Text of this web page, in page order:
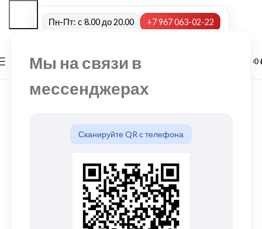
Мы на связи в
мессенджерах
Сканируйте QR с телефона
Пн-Пт: с 8.00 до 20.00 +7 967 063-02-22
МЕНЮ 0,00